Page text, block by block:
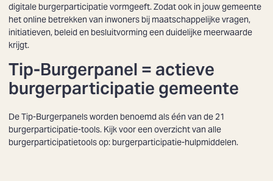
digitale burgerparticipatie vormgeeft. Zodat ook in jouw gemeente
het online betrekken van inwoners bij maatschappelijke vragen,
initiatieven, beleid en besluitvorming een duidelijke meerwaarde
krijgt.
Tip-Burgerpanel = actieve
burgerparticipatie gemeente
De Tip-Burgerpanels worden benoemd als één van de 21
burgerparticipatie-tools. Kijk voor een overzicht van alle
burgerparticipatietools op: burgerparticipatie-hulpmiddelen.